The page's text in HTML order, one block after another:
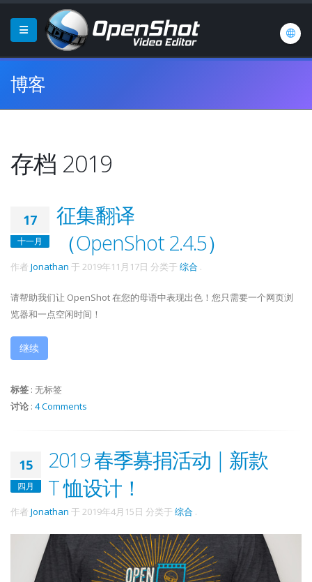
博客
存档 2019
17
十一月
征集翻译
（OpenShot 2.4.5）
作者 Jonathan 于 2019年11月17日 分类于 综合 .
请帮助我们让 OpenShot 在您的母语中表现出色！您只需要一个网页浏
览器和一点空闲时间！
继续
标签 : 无标签
讨论 : 4 Comments
15
四月
2019 春季募捐活动 | 新款
T 恤设计！
作者 Jonathan 于 2019年4月15日 分类于 综合 .